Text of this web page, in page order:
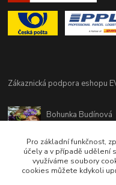
Zákaznická podpora eshopu
Bohunka Budínová
(Po-Pá - 9:00-
obchod@evterinka.cz
Pro základní funkčnost,
účely a v případě udělení
využíváme soubory
cookies můžete kdykoli